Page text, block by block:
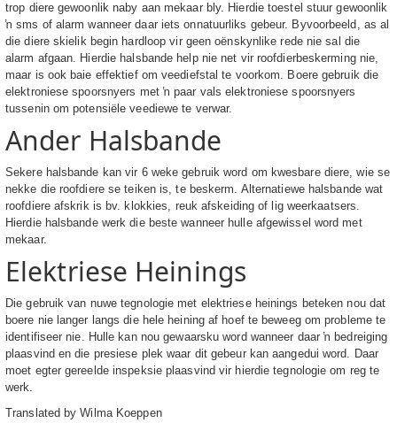
trop diere gewoonlik naby aan mekaar bly. Hierdie toestel stuur gewoonlik
ŉ sms of alarm wanneer daar iets onnatuurliks gebeur. Byvoorbeeld, as al
die diere skielik begin hardloop vir geen oënskynlike rede nie sal die
alarm afgaan. Hierdie halsbande help nie net vir roofdierbeskerming nie,
maar is ook baie effektief om veediefstal te voorkom. Boere gebruik die
elektroniese spoorsnyers met ŉ paar vals elektroniese spoorsnyers
tussenin om potensiële veediewe te verwar.
Ander Halsbande
Sekere halsbande kan vir 6 weke gebruik word om kwesbare diere, wie se
nekke die roofdiere se teiken is, te beskerm. Alternatiewe halsbande wat
roofdiere afskrik is bv. klokkies, reuk afskeiding of lig weerkaatsers.
Hierdie halsbande werk die beste wanneer hulle afgewissel word met
mekaar.
Elektriese Heinings
Die gebruik van nuwe tegnologie met elektriese heinings beteken nou dat
boere nie langer langs die hele heining af hoef te beweeg om probleme te
identifiseer nie. Hulle kan nou gewaarsku word wanneer daar ŉ bedreiging
plaasvind en die presiese plek waar dit gebeur kan aangedui word. Daar
moet egter gereelde inspeksie plaasvind vir hierdie tegnologie om reg te
werk.
Translated by Wilma Koeppen